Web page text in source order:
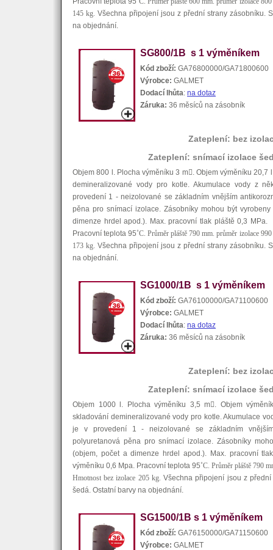
145 kg. Všechna připojení jsou z přední strany zásobníku.
na objednání.
SG800/1B s 1 výměníkem
Kód zboží: GA76800000/GA71800600
Výrobce: GALMET
Dodací lhůta: na dotaz
Záruka: 36 měsíců na zásobník
Zateplení: bez
Zateplení: snímací izolace
Objem 800 l. Plocha výměníku 3 m. Objem výměníku 20,7
demineralizované vody pro kotle. Akumulace vody z
provedení 1 - neizolované se základním vnějším
pěna pro snímací izolace. Zásobníky mohou být
dimenze hrdel apod.). Max. pracovní tlak pláště 0,3
Pracovní teplota 95˚C. Průměr pláště 790 mm. průměr izolace
173 kg. Všechna připojení jsou z přední strany zásobníku.
na objednání.
SG1000/1B s 1 výměníkem
Kód zboží: GA76100000/GA71100600
Výrobce: GALMET
Dodací lhůta: na dotaz
Záruka: 36 měsíců na zásobník
Zateplení: bez
Zateplení: snímací izolace
Objem 1000 l. Plocha výměníku 3,5 m. Objem
skladování demineralizované vody pro kotle. Akumulace
je v provedení 1 - neizolované se základním
polyuretanová pěna pro snímací izolace. Zásobníky
(objem, počet a dimenze hrdel apod.). Max. pracovní
výměníku 0,6 Mpa. Pracovní teplota 95˚C. Průměr pláště 790
Hmotnost bez izolace 205 kg.Všechna připojení jsou z
šedá. Ostatní barvy na objednání.
SG1500/1B s 1 výměníkem
Kód zboží: GA76150000/GA71150600
Výrobce: GALMET